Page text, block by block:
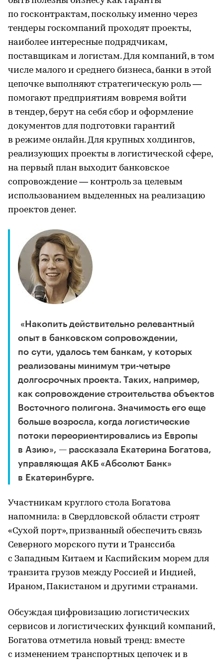
по госконтрактам, поскольку именно через
тендеры госкомпаний проходят проекты,
наиболее интересные подрядчикам,
поставщикам и логистам. Для компаний, в том
числе малого и среднего бизнеса, банки в этой
цепочке выполняют стратегическую роль —
помогают предприятиям вовремя войти
в тендер, берут на себя сбор и оформление
документов для подготовки гарантий
в режиме онлайн. Для крупных холдингов,
реализующих проекты в логистической сфере,
на первый план выходит банковское
сопровождение — контроль за целевым
использованием выделенных на реализацию
проектов денег.
«Накопить действительно релевантный
опыт в банковском сопровождении,
по сути, удалось тем банкам, у которых
реализованы минимум три-четыре
долгосрочных проекта. Таких, например,
как сопровождение строительства объектов
Восточного полигона. Значимость его еще
больше возросла, когда логистические
потоки переориентировались из Европы
в Азию», — рассказала Екатерина Богатова,
управляющая АКБ «Абсолют Банк»
в Екатеринбурге.
Участникам круглого стола Богатова
напомнила: в Свердловской области строят
«Сухой порт», призванный обеспечить связь
Северного морского пути и Транссиба
с Западным Китаем и Каспийским морем для
транзита грузов между Россией и Индией,
Ираном, Пакистаном и другими странами.
Обсуждая цифровизацию логистических
сервисов и логистических функций компаний,
Богатова отметила новый тренд: вместе
с изменением транспортных цепочек и в